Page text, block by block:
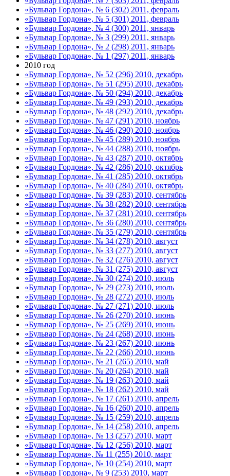
«Бульвар Гордона», № 6 (302) 2011, февраль
«Бульвар Гордона», № 5 (301) 2011, февраль
«Бульвар Гордона», № 4 (300) 2011, январь
«Бульвар Гордона», № 3 (299) 2011, январь
«Бульвар Гордона», № 2 (298) 2011, январь
«Бульвар Гордона», № 1 (297) 2011, январь
2010 год
«Бульвар Гордона», № 52 (296) 2010, декабрь
«Бульвар Гордона», № 51 (295) 2010, декабрь
«Бульвар Гордона», № 50 (294) 2010, декабрь
«Бульвар Гордона», № 49 (293) 2010, декабрь
«Бульвар Гордона», № 48 (292) 2010, декабрь
«Бульвар Гордона», № 47 (291) 2010, ноябрь
«Бульвар Гордона», № 46 (290) 2010, ноябрь
«Бульвар Гордона», № 45 (289) 2010, ноябрь
«Бульвар Гордона», № 44 (288) 2010, ноябрь
«Бульвар Гордона», № 43 (287) 2010, октябрь
«Бульвар Гордона», № 42 (286) 2010, октябрь
«Бульвар Гордона», № 41 (285) 2010, октябрь
«Бульвар Гордона», № 40 (284) 2010, октябрь
«Бульвар Гордона», № 39 (283) 2010, сентябрь
«Бульвар Гордона», № 38 (282) 2010, сентябрь
«Бульвар Гордона», № 37 (281) 2010, сентябрь
«Бульвар Гордона», № 36 (280) 2010, сентябрь
«Бульвар Гордона», № 35 (279) 2010, сентябрь
«Бульвар Гордона», № 34 (278) 2010, август
«Бульвар Гордона», № 33 (277) 2010, август
«Бульвар Гордона», № 32 (276) 2010, август
«Бульвар Гордона», № 31 (275) 2010, август
«Бульвар Гордона», № 30 (274) 2010, июль
«Бульвар Гордона», № 29 (273) 2010, июль
«Бульвар Гордона», № 28 (272) 2010, июль
«Бульвар Гордона», № 27 (271) 2010, июль
«Бульвар Гордона», № 26 (270) 2010, июнь
«Бульвар Гордона», № 25 (269) 2010, июнь
«Бульвар Гордона», № 24 (268) 2010, июнь
«Бульвар Гордона», № 23 (267) 2010, июнь
«Бульвар Гордона», № 22 (266) 2010, июнь
«Бульвар Гордона», № 21 (265) 2010, май
«Бульвар Гордона», № 20 (264) 2010, май
«Бульвар Гордона», № 19 (263) 2010, май
«Бульвар Гордона», № 18 (262) 2010, май
«Бульвар Гордона», № 17 (261) 2010, апрель
«Бульвар Гордона», № 16 (260) 2010, апрель
«Бульвар Гордона», № 15 (259) 2010, апрель
«Бульвар Гордона», № 14 (258) 2010, апрель
«Бульвар Гордона», № 13 (257) 2010, март
«Бульвар Гордона», № 12 (256) 2010, март
«Бульвар Гордона», № 11 (255) 2010, март
«Бульвар Гордона», № 10 (254) 2010, март
«Бульвар Гордона», № 9 (253) 2010, март